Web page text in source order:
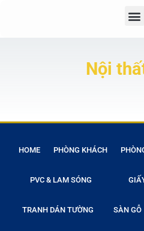
Nội
HOME PHÒNG KHÁCH
PVC & LAM SÓNG
TRANH DÁN TƯỜNG SÀN GỖ